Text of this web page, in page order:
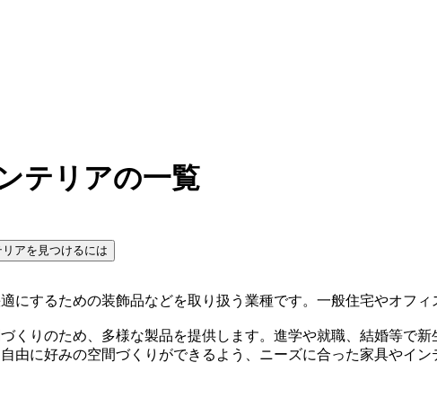
テリアの一覧
アを見つけるには
にするための装飾品などを取り扱う業種です。一般住宅やオフ
くりのため、多様な製品を提供します。進学や就職、結婚等で
由に好みの空間づくりができるよう、ニーズに合った家具やイン